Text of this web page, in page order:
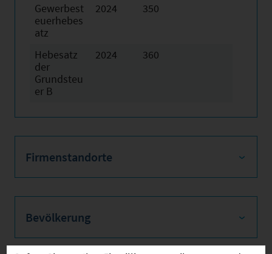
Gewerbest
euerhebes
atz
2024 350
Hebesatz
der
Grundsteu
er B
2024 360
Firmenstandorte
Bevölkerung